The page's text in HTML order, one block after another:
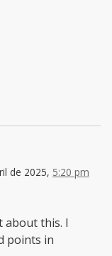
de 2025, 5:20 pm
about this. I
points in